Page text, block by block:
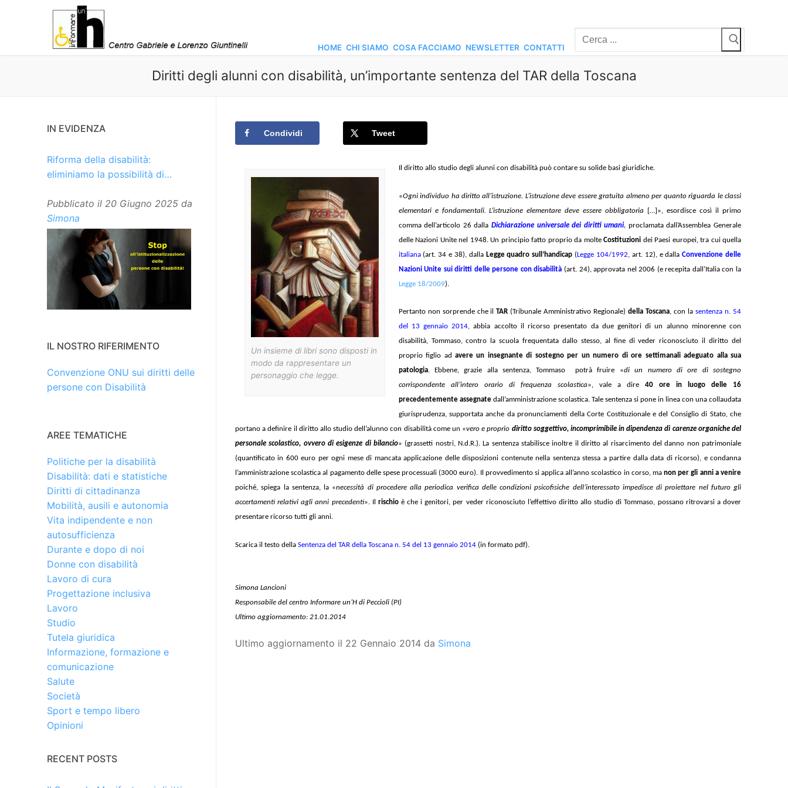
HOME CHI SIAMO COSA FACCIAMO NEWSLETTER CONTATTI
Cerca:
Diritti degli alunni con disabilità, un’importante sentenza del TAR della Toscana
Condividi Tweet
Un insieme di libri sono disposti in
modo da rappresentare un
personaggio che legge.
Il diritto allo studio degli alunni con disabilità può contare su solide basi giuridiche.
«Ogni individuo ha diritto all’istruzione. L’istruzione deve essere gratuita almeno per quanto riguarda le classi
elementari e fondamentali. L’istruzione elementare deve essere obbligatoria
[…]», esordisce così il primo
comma dell’articolo 26 dalla Dichiarazione universale dei diritti umani, proclamata dall’Assemblea Generale
delle Nazioni Unite nel 1948. Un principio fatto proprio da molteCostituzioni dei Paesi europei, tra cui quella
italiana(art. 34 e 38), dalla Legge quadro sull’handicap (Legge 104/1992, art. 12), e dallaConvenzione delle
Nazioni Unite sui diritti delle persone con disabilità (art. 24), approvata nel 2006 (e recepita dall’Italia con la
Legge 18/2009).
Pertanto non sorprende che ilTAR (Tribunale Amministrativo Regionale)della Toscana, con lasentenza n. 54
del 13 gennaio 2014, abbia accolto il ricorso presentato da due genitori di un alunno minorenne con
disabilità, Tommaso, contro la scuola frequentata dallo stesso, al fine di veder riconosciuto il diritto del
proprio figlio adavere un insegnante di sostegno per un numero di ore settimanali adeguato alla sua
patologia. Ebbene, grazie alla sentenza, Tommaso potrà fruire «di un numero di ore di sostegno
corrispondente all’intero orario di frequenza scolastica», vale a dire 40 ore in luogo delle 16
precedentemente assegnatedall’amministrazione scolastica. Tale sentenza si pone in linea con una collaudata
giurisprudenza, supportata anche da pronunciamenti della Corte Costituzionale e del Consiglio di Stato, che
portano a definire il diritto allo studio dell’alunno con disabilità come un «vero e proprio diritto soggettivo, incomprimibile in dipendenza di carenze organiche del
personale scolastico, ovvero di esigenze di bilancio» (grassetti nostri, N.d.R.). La sentenza stabilisce inoltre il diritto al risarcimento del danno non patrimoniale
(quantificato in 600 euro per ogni mese di mancata applicazione delle disposizioni contenute nella sentenza stessa a partire dalla data di ricorso), e condanna
l’amministrazione scolastica al pagamento delle spese processuali (3000 euro). Il provvedimento si applica all’anno scolastico in corso, manon per gli anni a venire
poiché, spiega la sentenza, la «necessità di procedere alla periodica verifica delle condizioni psicofisiche dell’interessato impedisce di proiettare nel futuro gli
accertamenti relativi agli anni precedenti». Il rischioè che i genitori, per veder riconosciuto l’effettivo diritto allo studio di Tommaso, possano ritrovarsi a dover
presentare ricorso tutti gli anni.
Scarica il testo della Sentenza del TAR della Toscana n. 54 del 13 gennaio 2014 (in formato pdf).
Simona Lancioni
Responsabile del centro Informare un’H di Peccioli (PI)
Ultimo aggiornamento: 21.01.2014
Ultimo aggiornamento il 22 Gennaio 2014 da Simona
IN EVIDENZA
Riforma della disabilità:
eliminiamo la possibilità di
Pubblicato il 20 Giugno 2025 da
Simona
IL NOSTRO RIFERIMENTO
Convenzione ONU sui diritti delle
persone con Disabilità
AREE TEMATICHE
Politiche per la disabilità
Disabilità: dati e statistiche
Diritti di cittadinanza
Mobilità, ausili e autonomia
Vita indipendente e non
autosufficienza
Durante e dopo di noi
Donne con disabilità
Lavoro di cura
Progettazione inclusiva
Lavoro
Studio
Tutela giuridica
Informazione, formazione e
comunicazione
Salute
Società
Sport e tempo libero
Opinioni
RECENT POSTS